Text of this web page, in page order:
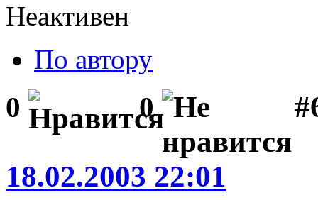
Неактивен
По автору
0 0
18.02.2003 22:01